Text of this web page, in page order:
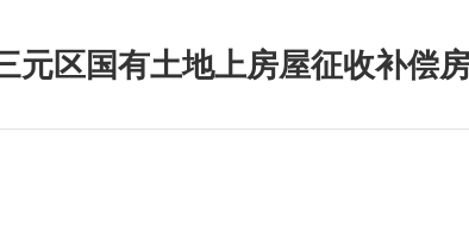
元区国有土地上房屋征收补偿